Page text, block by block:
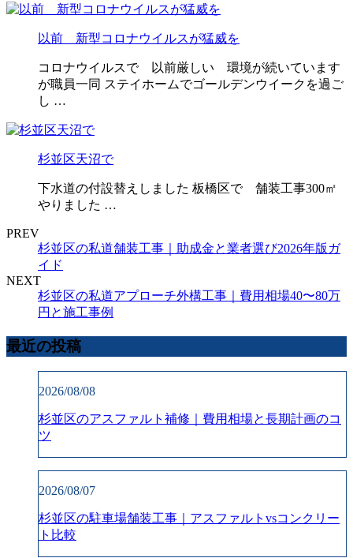
以前 新型コロナウイルスが猛威を
コロナウイルスで 以前厳しい 環境が続いています
が職員一同 ステイホームでゴールデンウイークを過ご
し …
杉並区天沼で
下水道の付設替えしました 板橋区で 舗装工事300㎡
やりました …
PREV
杉並区の私道舗装工事｜助成金と業者選び2026年版ガ
イド
NEXT
杉並区の私道アプローチ外構工事｜費用相場40〜80万
円と施工事例
最近の投稿
2026/08/08
杉並区のアスファルト補修｜費用相場と長期計画のコ
ツ
2026/08/07
杉並区の駐車場舗装工事｜アスファルトvsコンクリー
ト比較